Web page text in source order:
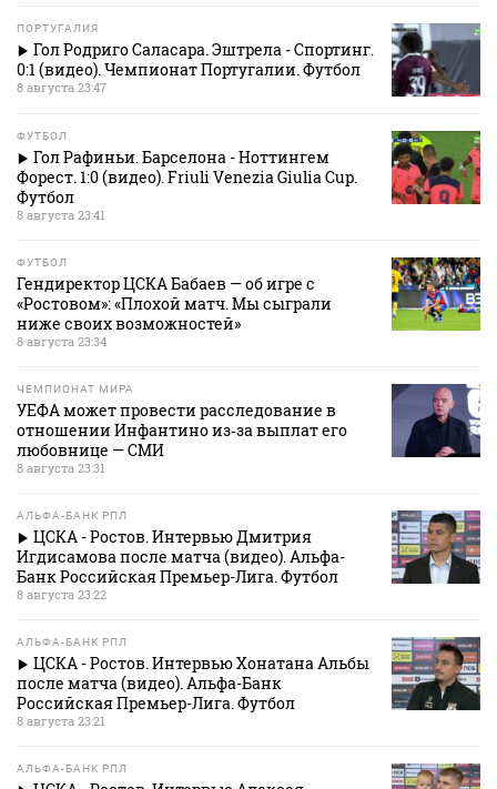
ПОРТУГАЛИЯ
Гол Родриго Саласара. Эштрела - Спортинг.
0:1 (видео). Чемпионат Португалии. Футбол
8 августа 23:47
ФУТБОЛ
Гол Рафиньи. Барселона - Ноттингем
Форест. 1:0 (видео). Friuli Venezia Giulia Cup.
Футбол
8 августа 23:41
ФУТБОЛ
Гендиректор ЦСКА Бабаев — об игре с
«Ростовом»: «Плохой матч. Мы сыграли
ниже своих возможностей»
8 августа 23:34
ЧЕМПИОНАТ МИРА
УЕФА может провести расследование в
отношении Инфантино из‑за выплат его
любовнице — СМИ
8 августа 23:31
АЛЬФА-БАНК РПЛ
ЦСКА - Ростов. Интервью Дмитрия
Игдисамова после матча (видео). Альфа-
Банк Российская Премьер-Лига. Футбол
8 августа 23:22
АЛЬФА-БАНК РПЛ
ЦСКА - Ростов. Интервью Хонатана Альбы
после матча (видео). Альфа-Банк
Российская Премьер-Лига. Футбол
8 августа 23:21
АЛЬФА-БАНК РПЛ